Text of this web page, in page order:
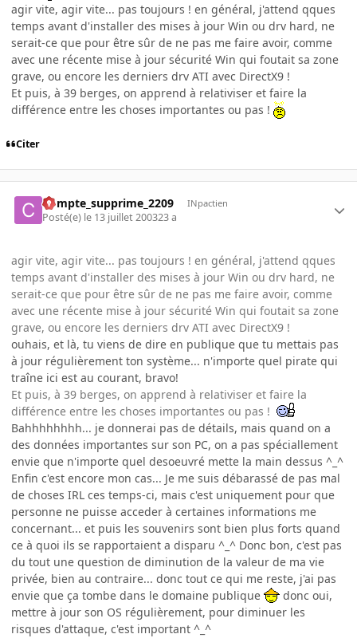
agir vite, agir vite... pas toujours ! en général, j'attend qques
temps avant d'installer des mises à jour Win ou drv hard, ne
serait-ce que pour être sûr de ne pas me faire avoir, comme
avec une récente mise à jour sécurité Win qui foutait sa zone
grave, ou encore les derniers drv ATI avec DirectX9 !
Et puis, à 39 berges, on apprend à relativiser et faire la
différence entre les choses importantes ou pas !
Citer
Compte_supprime_2209 INpactien
Posté(e) le 13 juillet 200323 a
agir vite, agir vite... pas toujours ! en général, j'attend qques
temps avant d'installer des mises à jour Win ou drv hard, ne
serait-ce que pour être sûr de ne pas me faire avoir, comme
avec une récente mise à jour sécurité Win qui foutait sa zone
grave, ou encore les derniers drv ATI avec DirectX9 !
ouhais, et là, tu viens de dire en publique que tu mettais pas
à jour régulièrement ton système... n'importe quel pirate qui
traîne ici est au courant, bravo!
Et puis, à 39 berges, on apprend à relativiser et faire la
différence entre les choses importantes ou pas !
Bahhhhhhhh... je donnerai pas de détails, mais quand on a
des données importantes sur son PC, on a pas spéciallement
envie que n'importe quel desoeuvré mette la main dessus ^_^
Enfin c'est encore mon cas... Je me suis débarassé de pas mal
de choses IRL ces temps-ci, mais c'est uniquement pour que
personne ne puisse acceder à certaines informations me
concernant... et puis les souvenirs sont bien plus forts quand
ce à quoi ils se rapportaient a disparu ^_^ Donc bon, c'est pas
du tout une question de diminution de la valeur de ma vie
privée, bien au contraire... donc tout ce qui me reste, j'ai pas
envie que ça tombe dans le domaine publique
donc oui,
mettre à jour son OS régulièrement, pour diminuer les
risques d'attaque, c'est important ^_^